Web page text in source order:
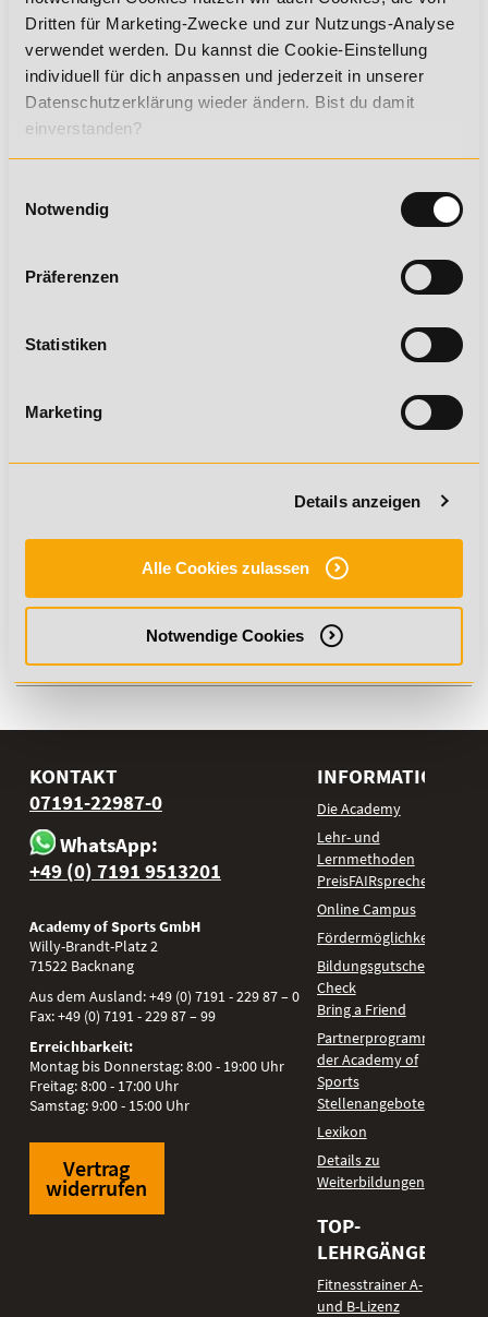
Dritten für Marketing-Zwecke und zur Nutzungs-Analyse
verwendet werden. Du kannst die Cookie-Einstellung
individuell für dich anpassen und jederzeit in unserer
Datenschutzerklärung wieder ändern. Bist du damit
einverstanden?
Notwendig
Präferenzen
Statistiken
Marketing
Details anzeigen
Alle Cookies zulassen
Notwendige Cookies
Ich stimme den beschriebenen Allgemeine
Geschäftsbedingungen
Datenschutzrichtlinien
Nutzungsbedingungen Online-Campus
Sicherheitsfrage
“ klickst, erhältst du
umgehend von uns eine Bestätigung per E-Mail.
KONTAKT
07191-22987-0
WhatsApp:
+49 (0) 7191 9513201
Academy of Sports GmbH
Willy-Brandt-Platz 2
71522 Backnang
Aus dem Ausland:+49 (0) 7191 - 229 87 – 0
Fax:+49 (0) 7191 - 229 87 – 99
Erreichbarkeit:
Montag bis Donnerstag: 8:00 - 19:00 Uhr
Freitag: 8:00 - 17:00 Uhr
Samstag: 9:00 - 15:00 Uhr
Vertrag
widerrufen
INFORMATIONEN
Die Academy
Lehr- und
Lernmethoden
PreisFAIRsprechen
Online Campus
Fördermöglichkeiten
Bildungsgutschein
Check
Bring a Friend
Partnerprogramm
der Academy of
Sports
Stellenangebote
Lexikon
Details zu
Weiterbildungen
TOP-
LEHRGÄNGE
Fitnesstrainer A-
und B-Lizenz